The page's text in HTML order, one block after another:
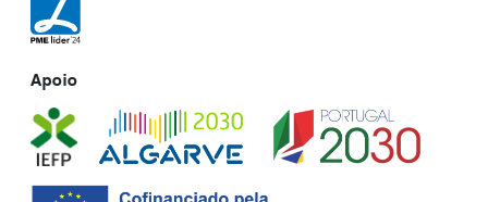
Apoio